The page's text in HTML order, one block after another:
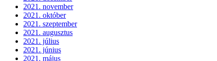
2021. november
2021. október
2021. szeptember
2021. augusztus
2021. július
2021. június
2021. május